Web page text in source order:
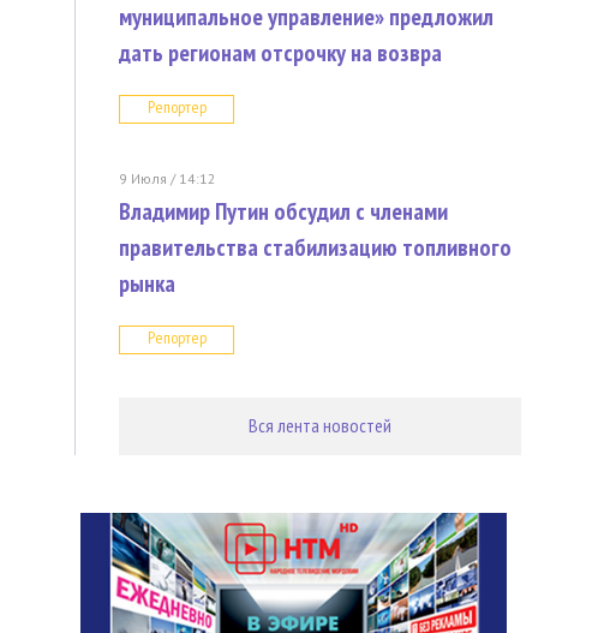
муниципальное управление» предложил
дать регионам отсрочку на возвра
Репортер
9 Июля / 14:12
Владимир Путин обсудил с членами
правительства стабилизацию топливного
рынка
Репортер
Вся лента новостей